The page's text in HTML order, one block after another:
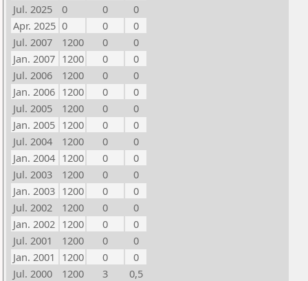
Jul. 2025
0 0
0
Apr. 2025 0 0
0
Jul. 2007
1200 0
0
Jan. 2007 1200 0
0
Jul. 2006
1200 0
0
Jan. 2006 1200 0
0
Jul. 2005
1200 0
0
Jan. 2005 1200 0
0
Jul. 2004
1200 0
0
Jan. 2004 1200 0
0
Jul. 2003
1200 0
0
Jan. 2003 1200 0
0
Jul. 2002
1200 0
0
Jan. 2002 1200 0
0
Jul. 2001
1200 0
0
Jan. 2001
1200 0
0
Jul. 2000
1200 3
0,5